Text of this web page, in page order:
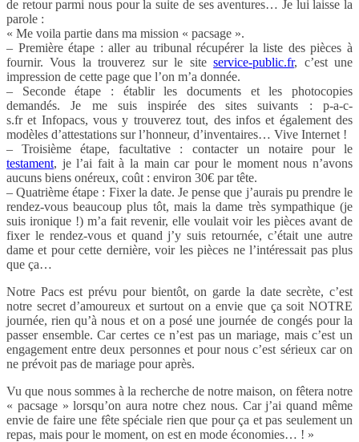
de retour parmi nous pour la suite de ses aventures… Je lui laisse la
parole :
« Me voila partie dans ma mission « pacsage ».
– Première étape : aller au tribunal récupérer la liste des pièces à
fournir. Vous la trouverez sur le siteservice-public.fr, c’est une
impression de cette page que l’on m’a donnée.
– Seconde étape : établir les documents et les photocopies
demandés. Je me suis inspirée des sites suivants : p-a-c-
s.fr et Infopacs, vous y trouverez tout, des infos et également des
modèles d’attestations sur l’honneur, d’inventaires… Vive Internet !
– Troisième étape, facultative : contacter un notaire pour le
testament, je l’ai fait à la main car pour le moment nous n’avons
aucuns biens onéreux, coût : environ 30€ par tête.
– Quatrième étape : Fixer la date. Je pense que j’aurais pu prendre le
rendez-vous beaucoup plus tôt, mais la dame très sympathique (je
suis ironique !) m’a fait revenir, elle voulait voir les pièces avant de
fixer le rendez-vous et quand j’y suis retournée, c’était une autre
dame et pour cette dernière, voir les pièces ne l’intéressait pas plus
que ça…
Notre Pacs est prévu pour bientôt, on garde la date secrète, c’est
notre secret d’amoureux et surtout on a envie que ça soit NOTRE
journée, rien qu’à nous et on a posé une journée de congés pour la
passer ensemble. Car certes ce n’est pas un mariage, mais c’est un
engagement entre deux personnes et pour nous c’est sérieux car on
ne prévoit pas de mariage pour après.
Vu que nous sommes à la recherche de notre maison, on fêtera notre
« pacsage » lorsqu’on aura notre chez nous. Car j’ai quand même
envie de faire une fête spéciale rien que pour ça et pas seulement un
repas, mais pour le moment, on est en mode économies… ! »